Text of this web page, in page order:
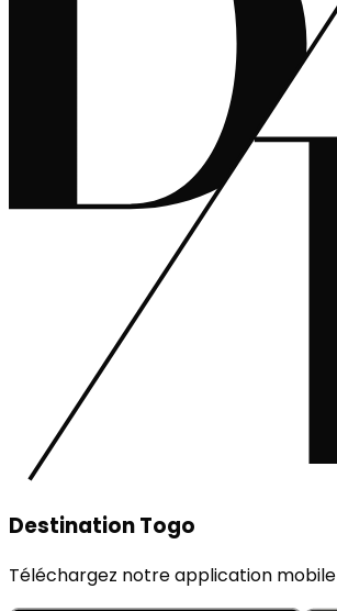
Destination Togo
Téléchargez notre application mobile